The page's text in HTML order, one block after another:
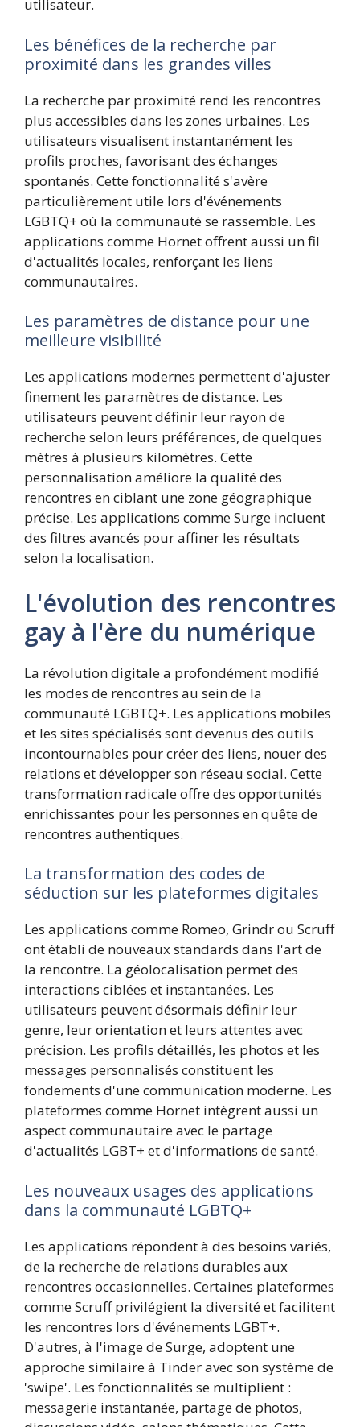
utilisateur.
Les bénéfices de la recherche par
proximité dans les grandes villes
La recherche par proximité rend les rencontres
plus accessibles dans les zones urbaines. Les
utilisateurs visualisent instantanément les
profils proches, favorisant des échanges
spontanés. Cette fonctionnalité s'avère
particulièrement utile lors d'événements
LGBTQ+ où la communauté se rassemble. Les
applications comme Hornet offrent aussi un fil
d'actualités locales, renforçant les liens
communautaires.
Les paramètres de distance pour une
meilleure visibilité
Les applications modernes permettent d'ajuster
finement les paramètres de distance. Les
utilisateurs peuvent définir leur rayon de
recherche selon leurs préférences, de quelques
mètres à plusieurs kilomètres. Cette
personnalisation améliore la qualité des
rencontres en ciblant une zone géographique
précise. Les applications comme Surge incluent
des filtres avancés pour affiner les résultats
selon la localisation.
L'évolution des rencontres
gay à l'ère du numérique
La révolution digitale a profondément modifié
les modes de rencontres au sein de la
communauté LGBTQ+. Les applications mobiles
et les sites spécialisés sont devenus des outils
incontournables pour créer des liens, nouer des
relations et développer son réseau social. Cette
transformation radicale offre des opportunités
enrichissantes pour les personnes en quête de
rencontres authentiques.
La transformation des codes de
séduction sur les plateformes digitales
Les applications comme Romeo, Grindr ou Scruff
ont établi de nouveaux standards dans l'art de
la rencontre. La géolocalisation permet des
interactions ciblées et instantanées. Les
utilisateurs peuvent désormais définir leur
genre, leur orientation et leurs attentes avec
précision. Les profils détaillés, les photos et les
messages personnalisés constituent les
fondements d'une communication moderne. Les
plateformes comme Hornet intègrent aussi un
aspect communautaire avec le partage
d'actualités LGBT+ et d'informations de santé.
Les nouveaux usages des applications
dans la communauté LGBTQ+
Les applications répondent à des besoins variés,
de la recherche de relations durables aux
rencontres occasionnelles. Certaines plateformes
comme Scruff privilégient la diversité et facilitent
les rencontres lors d'événements LGBT+.
D'autres, à l'image de Surge, adoptent une
approche similaire à Tinder avec son système de
'swipe'. Les fonctionnalités se multiplient :
messagerie instantanée, partage de photos,